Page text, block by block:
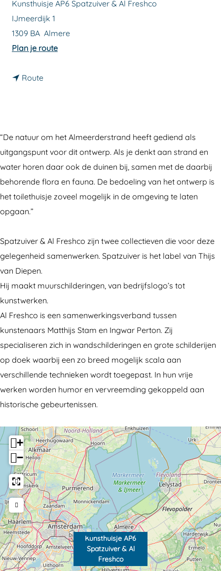
Kunsthuisje AP6 Spatzuiver & Al Freshco
IJmeerdijk 1
1309 BA Almere
Plan je routen
n
s
t
h
u
j
e
P
S
p
a
t
z
u
i
e
r
&
A
l
F
r
e
s
h
Routen
K
u
n
s
t
i
s
e
A
P
6
S
p
a
t
z
i
v
e
r
&
A
l
F
r
e
“De natuur om het Almeerderstrand heeft gediend als
uitgangspunt voor dit ontwerp. Als je denkt aan strand en
water horen daar ook de duinen bij, samen met de daarbij
behorende flora en fauna. De bedoeling van het ontwerp is
het toilethuisje zoveel mogelijk in de omgeving te laten
opgaan.”
Spatzuiver & Al Freshco zijn twee collectieven die voor deze
gelegenheid samenwerken. Spatzuiver is het label van Thijs
van Diepen.
Hij maakt muurschilderingen, van bedrijfslogo’s tot
kunstwerken.
Al Freshco is een samenwerkingsverband tussen
kunstenaars Matthijs Stam en Ingwar Perton. Zij
specialiseren zich in wandschilderingen en grote schilderijen
op doek waarbij een zo breed mogelijk scala aan
verschillende technieken wordt toegepast. In hun vrije
werken worden humor en vervreemding gekoppeld aan
historische gebeurtenissen.
Kunsthuisje AP6
Spatzuiver & Al
Freshco
+
−